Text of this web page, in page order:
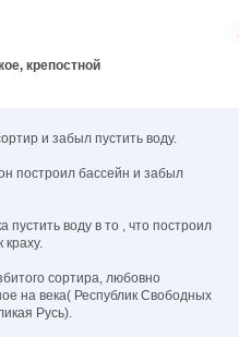
крепостной
и забыл пустить воду.
построил бассейн и забыл
пустить воду в то , что построил
сортира, любовно
на века( Республик Свободных
Русь).